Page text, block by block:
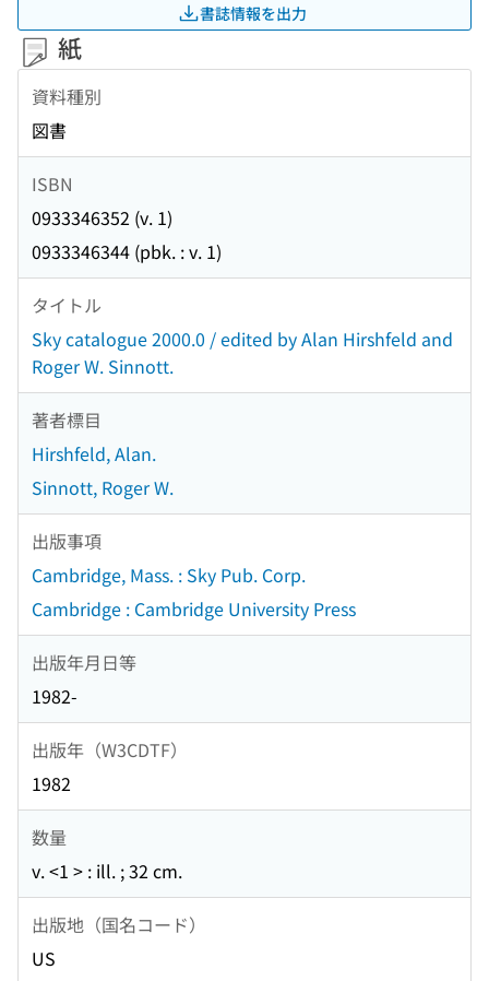
書誌情報を出力
紙
資料種別
図書
ISBN
0933346352 (v. 1)
0933346344 (pbk. : v. 1)
タイトル
Sky catalogue 2000.0 / edited by Alan Hirshfeld and
Roger W. Sinnott.
著者標目
Hirshfeld, Alan.
Sinnott, Roger W.
出版事項
Cambridge, Mass. : Sky Pub. Corp.
Cambridge : Cambridge University Press
出版年月日等
1982-
出版年（W3CDTF）
1982
数量
v. <1 > : ill. ; 32 cm.
出版地（国名コード）
US